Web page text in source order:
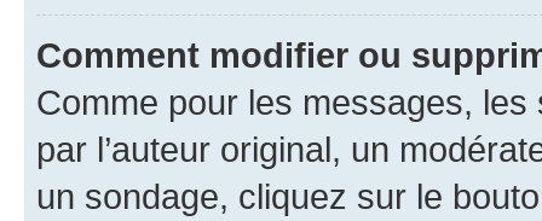
Comment modifier ou
Comme pour les messages,
par l’auteur original, un
un sondage, cliquez sur le